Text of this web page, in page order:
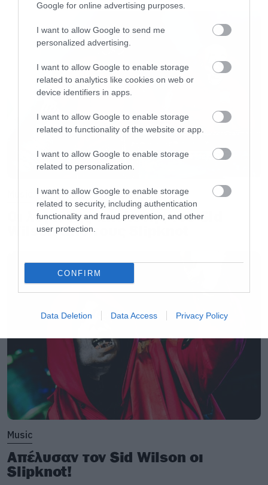
Google for online advertising purposes.
I want to allow Google to send me
personalized advertising.
I want to allow Google to enable storage
related to analytics like cookies on web or
device identifiers in apps.
I want to allow Google to enable storage
related to functionality of the website or app.
I want to allow Google to enable storage
related to personalization.
I want to allow Google to enable storage
related to security, including authentication
functionality and fraud prevention, and other
user protection.
CONFIRM
Data Deletion Data Access Privacy Policy
Οι λόγοι της απόλυσης του Sid
Wilson από τους Slipknot
Music
Απέλυσαν τον Sid Wilson οι
Slipknot!